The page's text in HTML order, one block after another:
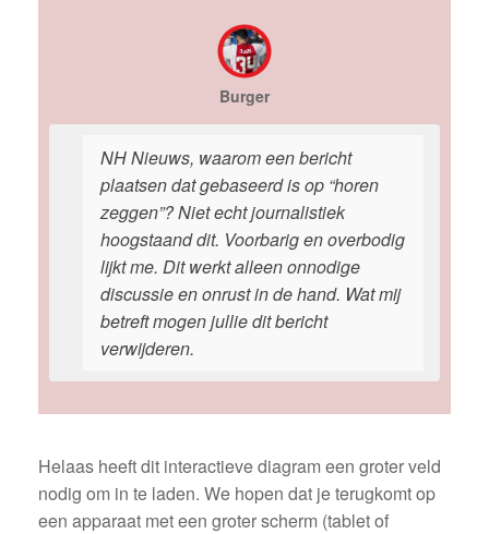
Burger
NH Nieuws, waarom een bericht
plaatsen dat gebaseerd is op “horen
zeggen”? Niet echt journalistiek
hoogstaand dit. Voorbarig en overbodig
lijkt me. Dit werkt alleen onnodige
discussie en onrust in de hand. Wat mij
betreft mogen jullie dit bericht
verwijderen.
Helaas heeft dit interactieve diagram een groter veld
nodig om in te laden. We hopen dat je terugkomt op
een apparaat met een groter scherm (tablet of